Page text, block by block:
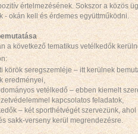
értelmezésének. Sokszor a közös
- okán kell és érdemes együttműködni.
a következő tematikus vetélkedők
körök seregszemléje – itt kerülnek
eredményei,
vetélkedő – ebben kiemelt
kapcsolatos feladatok,
– két sporthétvégét szervezünk,
sakk-verseny kerül megrendezésre.